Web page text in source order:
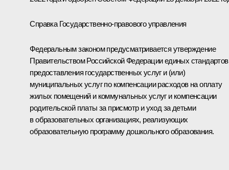
Справка Государственно-правового управления
Федеральным законом предусматривается утверждение
Правительством Российской Федерации единых стандартов
предоставления государственных услуг и (или)
муниципальных услуг по компенсации расходов на оплату
жилых помещений и коммунальных услуг и компенсации
родительской платы за присмотр и уход за детьми
в образовательных организациях, реализующих
образовательную программу дошкольного образования.